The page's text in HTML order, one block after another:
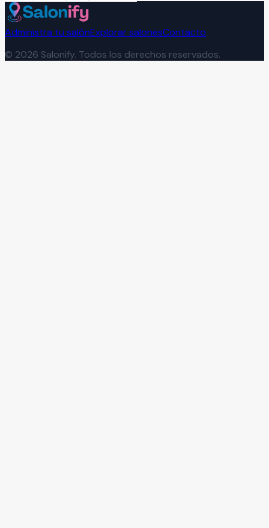
Administra tu salónExplorar salonesContacto
© 2026 Salonify. Todos los derechos reservados.